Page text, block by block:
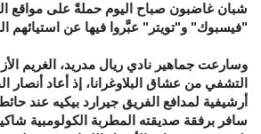
شبان غاضبون صباح اليوم حملةً على مواقع
"فيسبوك" و"تويتر" عبَّروا فيها عن
وسارعت جماهير نادي ريال مدريد، الغريم
التشفي من عشاق البلاوغرانا، إذ أعاد
أرشيفية لمدافع الفريق جيرارد بيكيه عند
سافر برفقة صديقته المطربة الكولومبية